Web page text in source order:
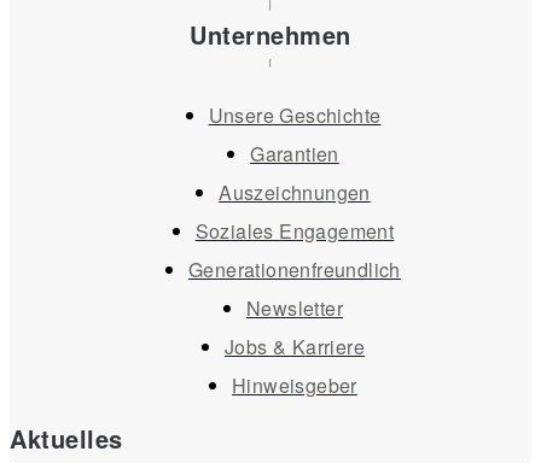
Unternehmen
Unsere Geschichte
Garantien
Auszeichnungen
Soziales Engagement
Generationenfreundlich
Newsletter
Jobs & Karriere
Hinweisgeber
Aktuelles